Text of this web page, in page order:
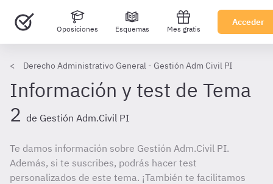
Oposiciones Esquemas Mes gratis
Acceder
Derecho Administrativo General - Gestión Adm Civil PI
Información y test de Tema
2 de Gestión Adm.Civil PI
Te damos información sobre Gestión Adm.Civil PI.
Además, si te suscribes, podrás hacer test
personalizados de este tema. ¡También te facilitamos